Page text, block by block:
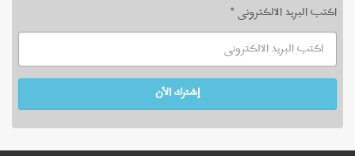
اكتب البريد الالكترونى *
إشترك الأن